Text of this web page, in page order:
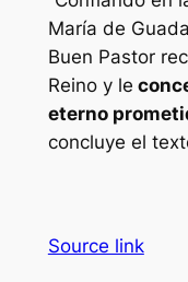
María de
Buen Pastor
Reino y le
eterno
concluye el
Source link